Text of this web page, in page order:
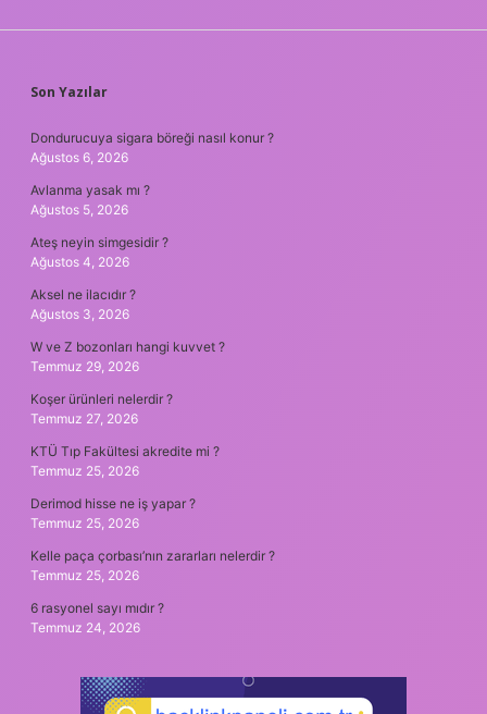
SIDEBAR
Son Yazılar
Dondurucuya sigara böreği nasıl konur ?
Ağustos 6, 2026
Avlanma yasak mı ?
Ağustos 5, 2026
Ateş neyin simgesidir ?
Ağustos 4, 2026
Aksel ne ilacıdır ?
Ağustos 3, 2026
W ve Z bozonları hangi kuvvet ?
Temmuz 29, 2026
Koşer ürünleri nelerdir ?
Temmuz 27, 2026
KTÜ Tıp Fakültesi akredite mi ?
Temmuz 25, 2026
Derimod hisse ne iş yapar ?
Temmuz 25, 2026
Kelle paça çorbası’nın zararları nelerdir ?
Temmuz 25, 2026
6 rasyonel sayı mıdır ?
Temmuz 24, 2026